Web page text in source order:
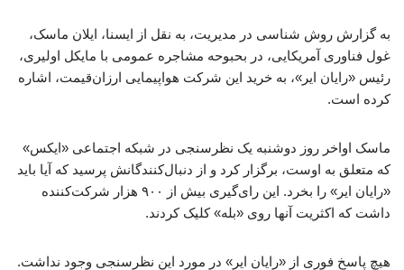
به گزارش روش شناسی در مدیریت، به نقل از ایسنا، ایلان ماسک،
غول فناوری آمریکایی، در بحبوحه مشاجره عمومی با مایکل اولیری،
رئیس «رایان ایر»، به خرید این شرکت هواپیمایی ارزان‌قیمت، اشاره
کرده است.
ماسک اواخر روز دوشنبه یک نظرسنجی در شبکه اجتماعی «ایکس»
که متعلق به اوست، برگزار کرد و از دنبال‌کنندگانش پرسید که آیا باید
«رایان ایر» را بخرد. این رای‌گیری بیش از ۹۰۰ هزار شرکت‌کننده
داشت که اکثریت آنها روی «بله» کلیک کردند.
هیچ پاسخ فوری از «رایان ایر» در مورد این نظرسنجی وجود نداشت.